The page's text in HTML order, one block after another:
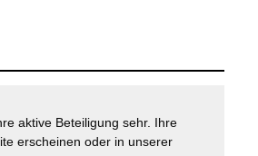
aktive Beteiligung sehr. Ihre
erscheinen oder in unserer